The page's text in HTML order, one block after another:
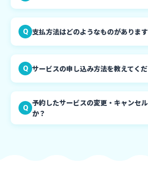
Q 支払方法はどのようなものがありま
Q サービスの申し込み方法を教えてくだ
Q
予約したサービスの変更・キャンセ
か？